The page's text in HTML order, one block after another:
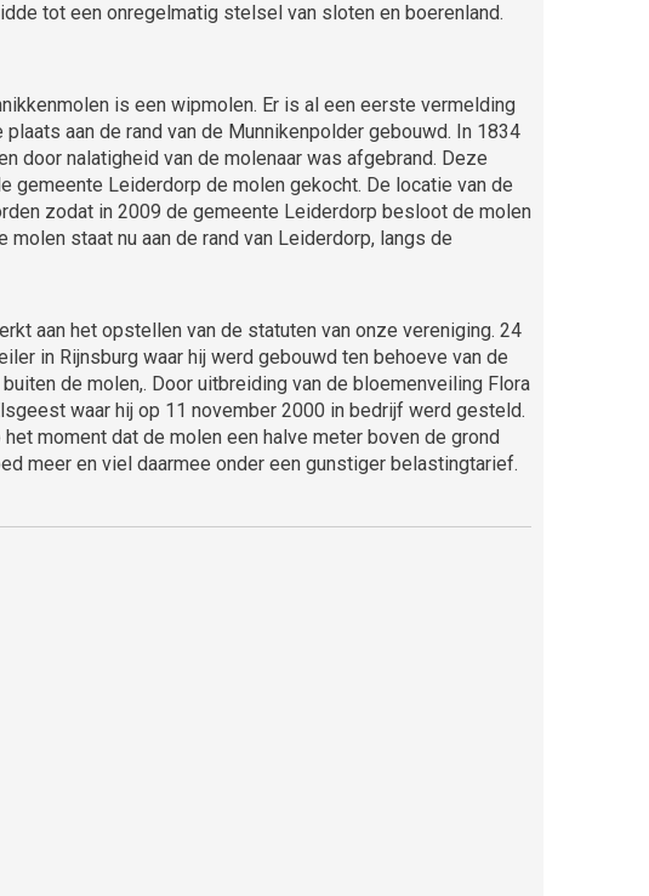
tot een onregelmatig stelsel van sloten en boerenland.
is een wipmolen. Er is al een eerste vermelding
aan de rand van de Munnikenpolder gebouwd. In 1834
door nalatigheid van de molenaar was afgebrand. Deze
gemeente Leiderdorp de molen gekocht. De locatie van de
zodat in 2009 de gemeente Leiderdorp besloot de molen
staat nu aan de rand van Leiderdorp, langs de
aan het opstellen van de statuten van onze vereniging. 24
in Rijnsburg waar hij werd gebouwd ten behoeve van de
de molen,. Door uitbreiding van de bloemenveiling Flora
waar hij op 11 november 2000 in bedrijf werd gesteld.
moment dat de molen een halve meter boven de grond
meer en viel daarmee onder een gunstiger belastingtarief.